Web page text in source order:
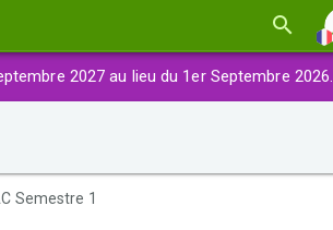
2027 au lieu du 1er Septembre 2026.
Semestre 1